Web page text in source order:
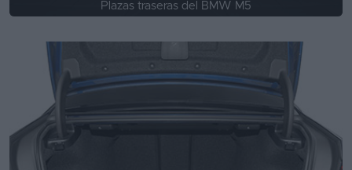
Plazas traseras del BMW M5